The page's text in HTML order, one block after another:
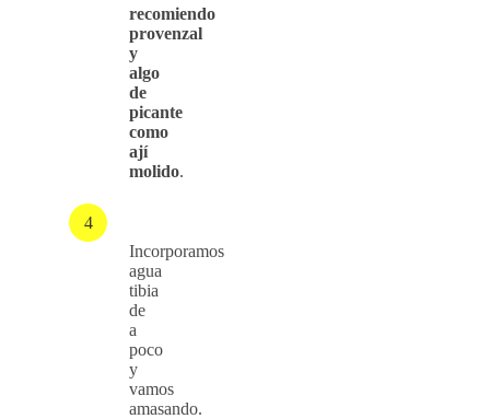
recomiendo
provenzal
y
algo
de
picante
como
ají
molido.
Incorporamos
agua
tibia
de
a
poco
y
vamos
amasando.